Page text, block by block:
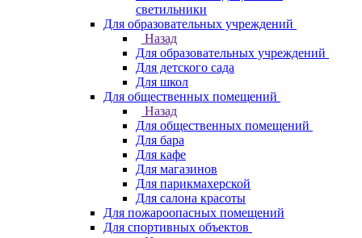
светильники
Для образовательных учреждений
Назад
Для образовательных учреждений
Для детского сада
Для школ
Для общественных помещений
Назад
Для общественных помещений
Для бара
Для кафе
Для магазинов
Для парикмахерской
Для салона красоты
Для пожароопасных помещений
Для спортивных объектов